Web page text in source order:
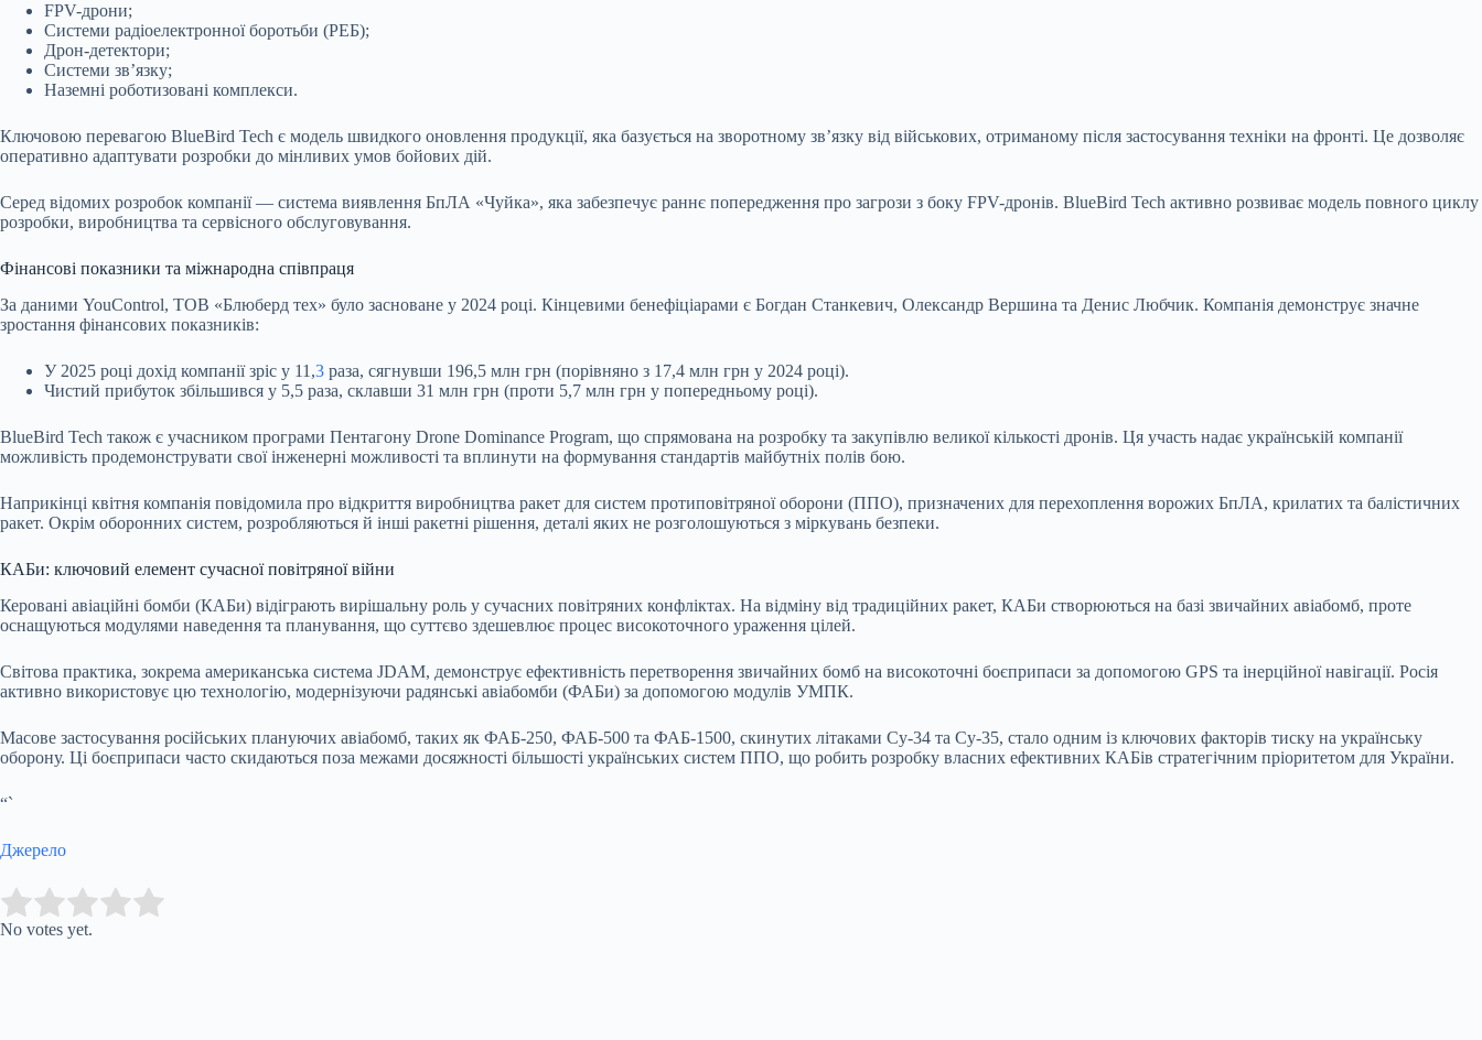
FPV-дрони;
Системи радіоелектронної боротьби (РЕБ);
Дрон-детектори;
Системи зв’язку;
Наземні роботизовані комплекси.
Ключовою перевагою BlueBird Tech є модель швидкого оновлення продукції, яка базується на зворотному зв’язку від військових, отриманому після застосування техніки на фронті. Це дозволяє
оперативно адаптувати розробки до мінливих умов бойових дій.
Серед відомих розробок компанії — система виявлення БпЛА «Чуйка», яка забезпечує раннє попередження про загрози з боку FPV-дронів. BlueBird Tech активно розвиває модель повного циклу
розробки, виробництва та сервісного обслуговування.
Фінансові показники та міжнародна співпраця
За даними YouControl, ТОВ «Блюберд тех» було засноване у 2024 році. Кінцевими бенефіціарами є Богдан Станкевич, Олександр Вершина та Денис Любчик. Компанія демонструє значне
зростання фінансових показників:
У 2025 році дохід компанії зріс у 11,3 раза, сягнувши 196,5 млн грн (порівняно з 17,4 млн грн у 2024 році).
Чистий прибуток збільшився у 5,5 раза, склавши 31 млн грн (проти 5,7 млн грн у попередньому році).
BlueBird Tech також є учасником програми Пентагону Drone Dominance Program, що спрямована на розробку та закупівлю великої кількості дронів. Ця участь надає українській компанії
можливість продемонструвати свої інженерні можливості та вплинути на формування стандартів майбутніх полів бою.
Наприкінці квітня компанія повідомила про відкриття виробництва ракет для систем протиповітряної оборони (ППО), призначених для перехоплення ворожих БпЛА, крилатих та балістичних
ракет. Окрім оборонних систем, розробляються й інші ракетні рішення, деталі яких не розголошуються з міркувань безпеки.
КАБи: ключовий елемент сучасної повітряної війни
Керовані авіаційні бомби (КАБи) відіграють вирішальну роль у сучасних повітряних конфліктах. На відміну від традиційних ракет, КАБи створюються на базі звичайних авіабомб, проте
оснащуються модулями наведення та планування, що суттєво здешевлює процес високоточного ураження цілей.
Світова практика, зокрема американська система JDAM, демонструє ефективність перетворення звичайних бомб на високоточні боєприпаси за допомогою GPS та інерційної навігації. Росія
активно використовує цю технологію, модернізуючи радянські авіабомби (ФАБи) за допомогою модулів УМПК.
Масове застосування російських плануючих авіабомб, таких як ФАБ-250, ФАБ-500 та ФАБ-1500, скинутих літаками Су-34 та Су-35, стало одним із ключових факторів тиску на українську
оборону. Ці боєприпаси часто скидаються поза межами досяжності більшості українських систем ППО, що робить розробку власних ефективних КАБів стратегічним пріоритетом для України.
“`
Джерело
Rate this item:
No votes yet.